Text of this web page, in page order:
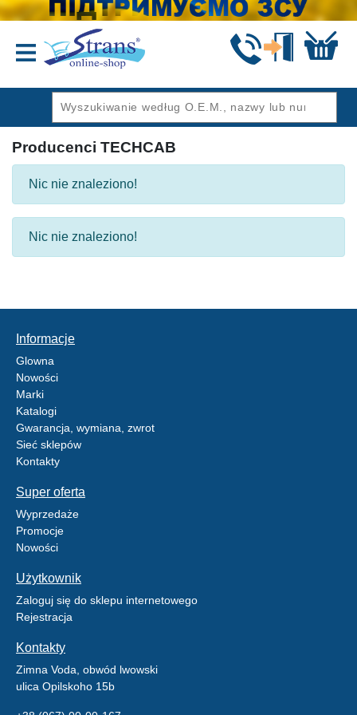
Producenci TECHCAB
Nic nie znaleziono!
Nic nie znaleziono!
Informacje
Glowna
Nowości
Marki
Katalogi
Gwarancja, wymiana, zwrot
Sieć sklepów
Kontakty
Super oferta
Wyprzedaże
Promocje
Nowości
Użytkownik
Zaloguj się do sklepu internetowego
Rejestracja
Kontakty
Zimna Voda, obwód lwowski
ulica Opilskoho 15b